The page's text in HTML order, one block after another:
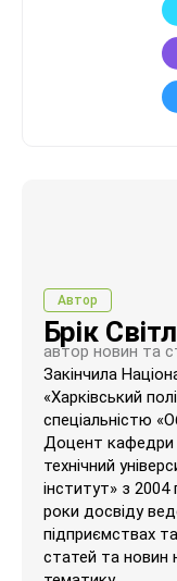
Автор
Брік
автор новин та
Закінчила
«Харківський
спеціальністю
Доцент кафедри
технічний
інститут» з
роки досвіду
підприємствах
статей та новин